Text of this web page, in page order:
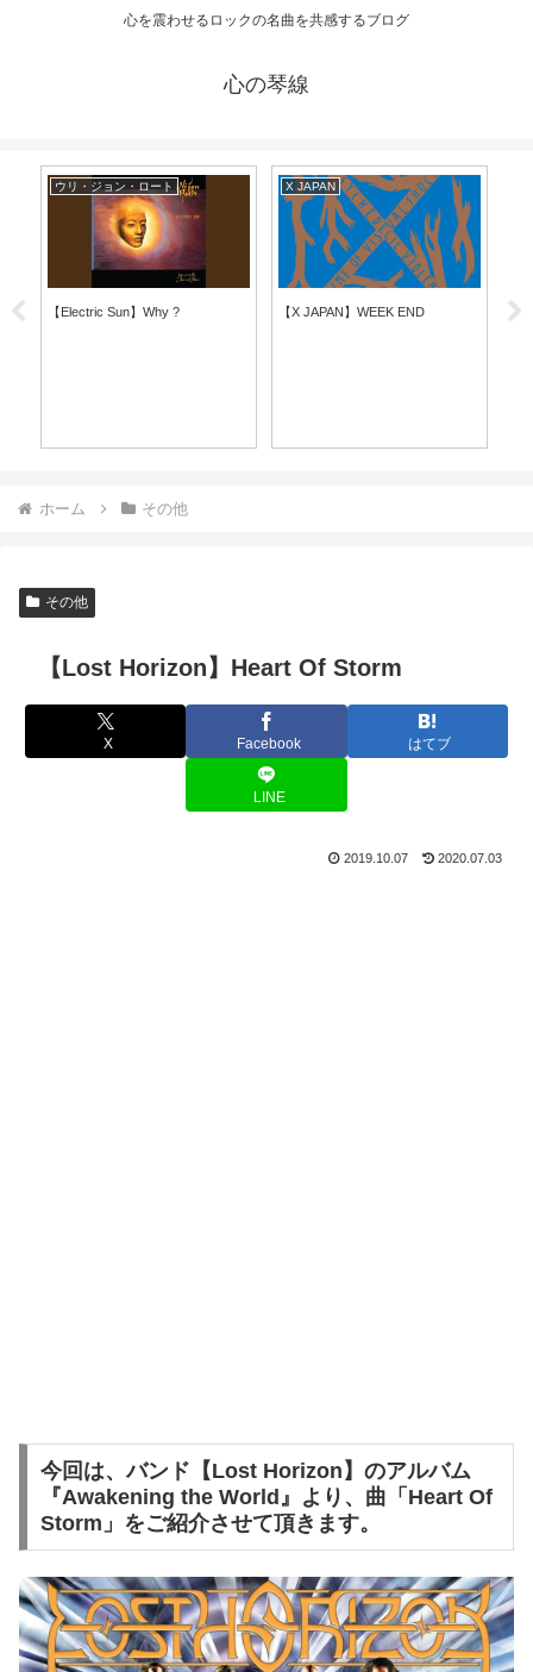
心を震わせるロックの名曲を共感するブログ
心の琴線
ウリ・ジョン・ロート
【Electric Sun】Why ?
X JAPAN
【X JAPAN】WEEK END 【
ホーム その他
その他
【Lost Horizon】Heart Of Storm
X Facebook はてブ
LINE
2019.10.07 2020.07.03
今回は、バンド【Lost Horizon】のアルバム
『Awakening the World』より、曲「Heart Of
Storm」をご紹介させて頂きます。